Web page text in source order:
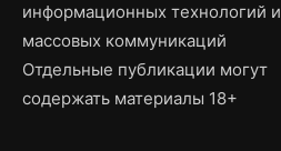
информационных технологий и
массовых коммуникаций
Отдельные публикации могут
содержать материалы 18+